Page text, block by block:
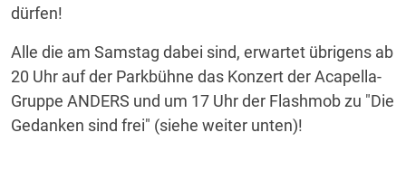
dürfen!
Alle die am Samstag dabei sind, erwartet übrigens ab
20 Uhr auf der Parkbühne das Konzert der Acapella-
Gruppe ANDERS und um 17 Uhr der Flashmob zu "Die
Gedanken sind frei" (siehe weiter unten)!